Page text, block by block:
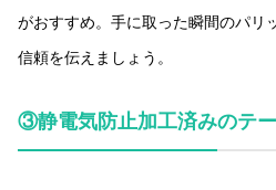
がおすすめ。手に取った瞬間のパリ
信頼を伝えましょう。
③静電気防止加工済みのテ